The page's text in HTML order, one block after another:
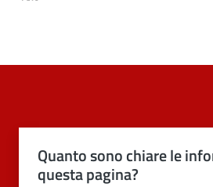
Quanto sono chiare le
questa pagina?